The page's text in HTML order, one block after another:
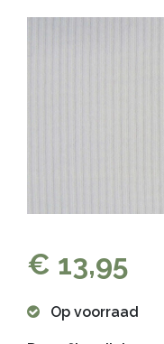
€ 13,95
Op voorraad